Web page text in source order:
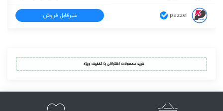
pazzel غیرقابل فروش